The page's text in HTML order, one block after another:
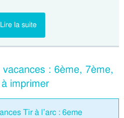
Lire la suite
vacances : 6ème, 7ème,
imprimer
Tir à l’arc : 6eme